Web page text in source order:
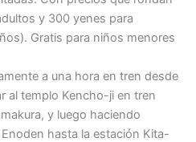
y 300 yenes para
Gratis para niños menores
a una hora en tren desde
al templo Kencho-ji en tren
y luego haciendo
hasta la estación Kita-